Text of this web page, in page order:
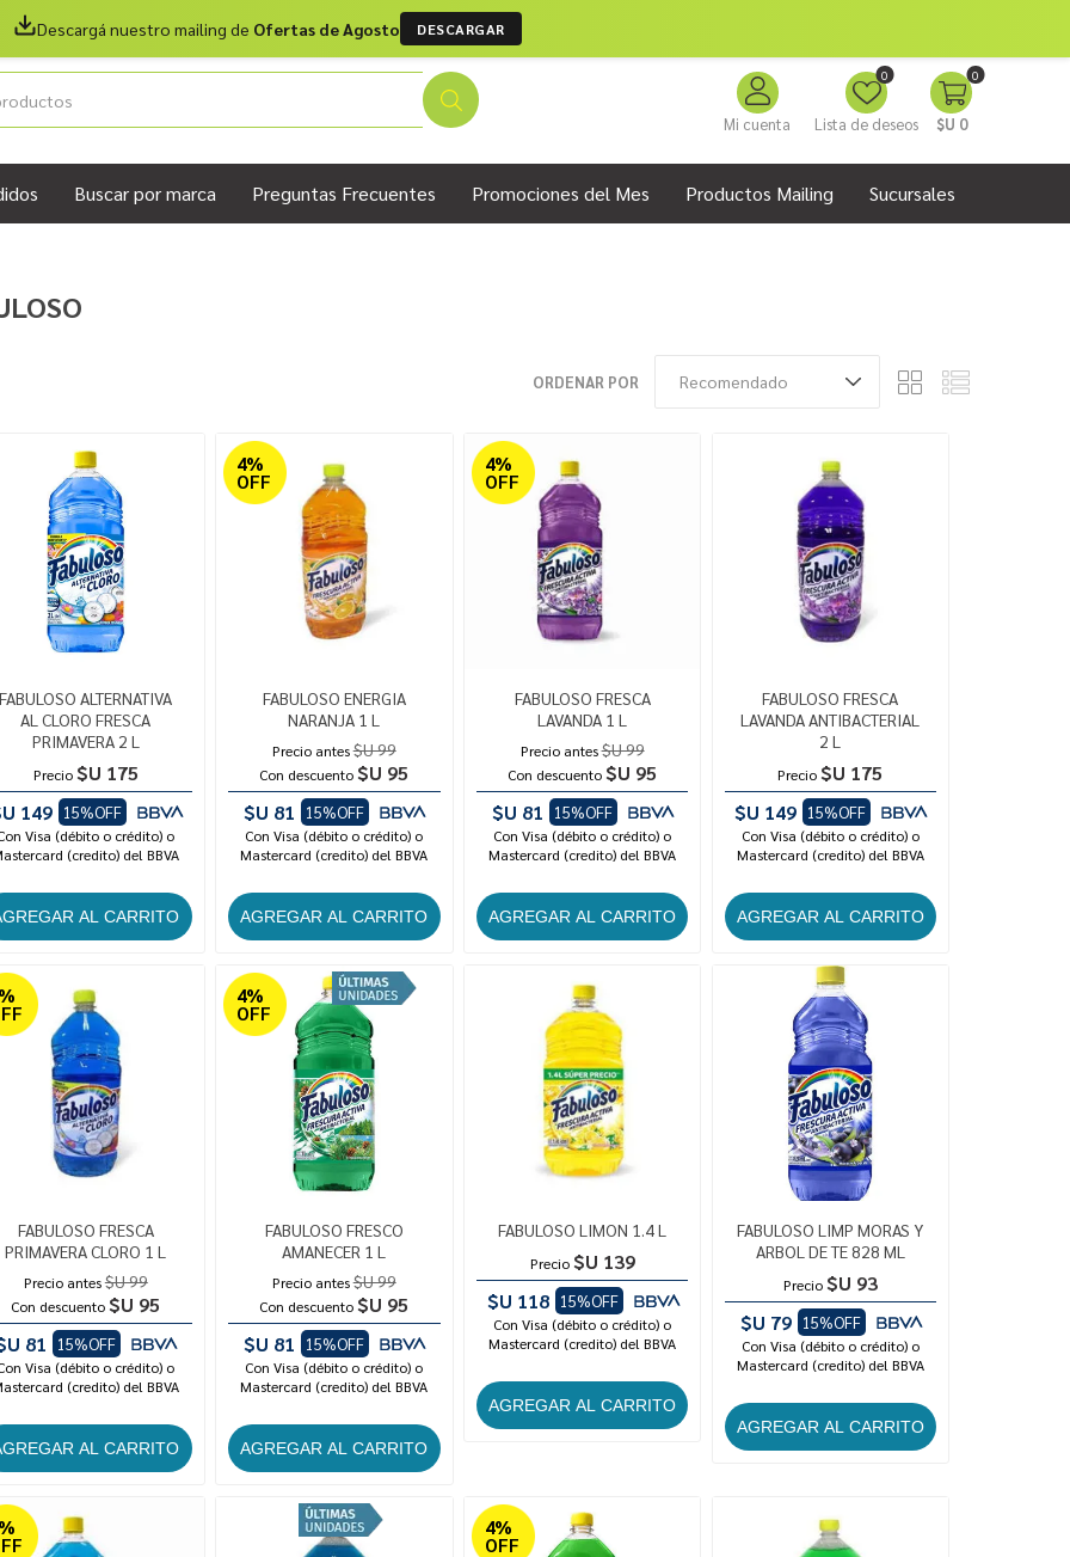
Descargá nuestro mailing de Ofertas de Agosto DESCARGAR
Mi cuenta Lista de deseos
0 0
$U 0
Buscar por marca Preguntas Frecuentes Promociones del Mes Productos Mailing Sucursales
ORDENAR POR
FABULOSO ALTERNATIVA
AL CLORO FRESCA
PRIMAVERA 2 L
Precio $U 175
149
15%OFF
Visa (débito o crédito) o
(credito) del BBVA
4%
OFF
FABULOSO ENERGIA
NARANJA 1 L
Precio antes$U 99
Con descuento $U 95
$U 81
15%OFF
Con Visa (débito o crédito) o
Mastercard (credito) del BBVA
4%
OFF
FABULOSO FRESCA
LAVANDA 1 L
Precio antes$U 99
Con descuento $U 95
$U 81
15%OFF
Con Visa (débito o crédito) o
Mastercard (credito) del BBVA
FABULOSO FRESCA
LAVANDA ANTIBACTERIAL
2 L
Precio $U 175
$U 149 15%OFF
Con Visa (débito o crédito) o
Mastercard (credito) del BBVA
FABULOSO FRESCA
PRIMAVERA CLORO 1 L
Precio antes$U 99
Con descuento $U 95
81
15%OFF
Visa (débito o crédito) o
(credito) del BBVA
4%
OFF
FABULOSO FRESCO
AMANECER 1 L
Precio antes$U 99
Con descuento $U 95
$U 81
15%OFF
Con Visa (débito o crédito) o
Mastercard (credito) del BBVA
FABULOSO LIMON 1.4 L
Precio $U 139
$U 118
15%OFF
Con Visa (débito o crédito) o
Mastercard (credito) del BBVA
FABULOSO LIMP MORAS Y
ARBOL DE TE 828 ML
Precio $U 93
$U 79 15%OFF
Con Visa (débito o crédito) o
Mastercard (credito) del BBVA
4%
OFF